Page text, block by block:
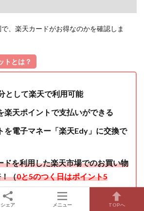
、楽天カードがお得なのかを確認しま
トとは？
として楽天で利用可能
楽天ポイントで支払いができる
を電子マネー「楽天Edy」に交換で
ドを利用した楽天市場でのお買い物
（0と5のつく日はポイント5
明細の確認が簡単
シェア メニュー TOPへ